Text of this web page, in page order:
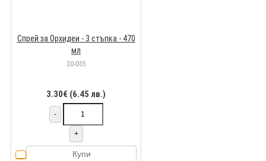
Спрей за Орхидеи - 3 стъпка - 470
мл
20-035
3.30€ (6.45 лв.)
-
+
Купи